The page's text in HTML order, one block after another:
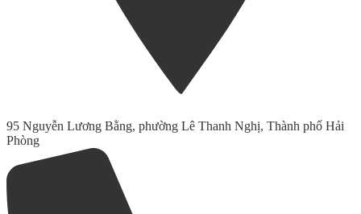
95 Nguyễn Lương Bằng, phường Lê Thanh Nghị, Thành phố Hải
Phòng